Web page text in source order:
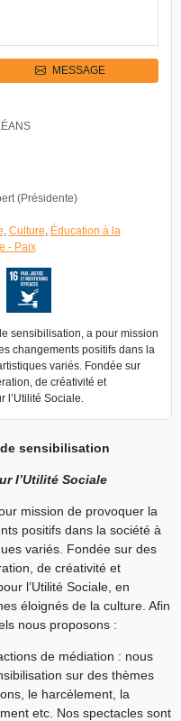
MESSAGE
(Présidente)
, Culture, Éducation à la
- Paix
sensibilisation, a pour mission
changements positifs dans la
variés. Fondée sur
de créativité et
l’Utilité Sociale.
de sensibilisation
l’Utilité Sociale
mission de provoquer la
positifs dans la société à
variés. Fondée sur des
de créativité et
l’Utilité Sociale, en
éloignés de la culture. Afin
nous proposons :
de médiation : nous
sur des thèmes
le harcèlement, la
etc. Nos spectacles sont